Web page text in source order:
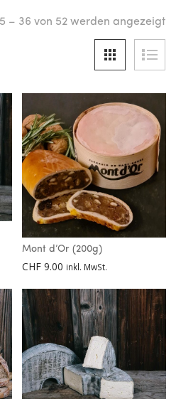
– 36 von 52 werden angezeigt
Mont d’Or (200g)
CHF 9.00 inkl. MwSt.